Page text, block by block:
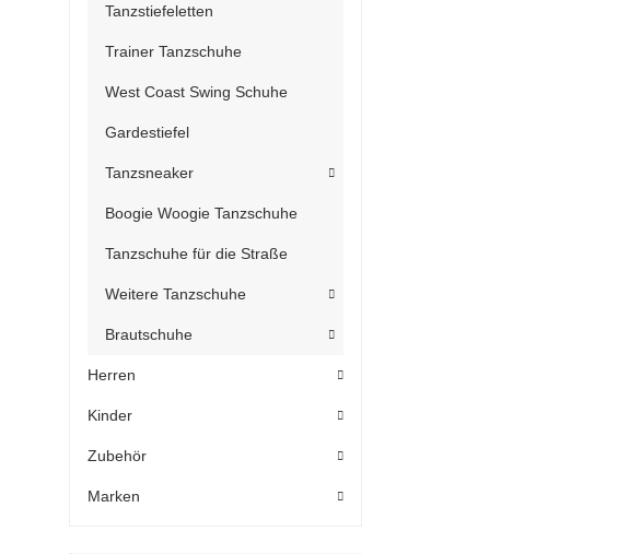
Tanzstiefeletten
Trainer Tanzschuhe
West Coast Swing Schuhe
Gardestiefel
Tanzsneaker
Boogie Woogie Tanzschuhe
Tanzschuhe für die Straße
Weitere Tanzschuhe
Brautschuhe
Herren
Kinder
Zubehör
Marken